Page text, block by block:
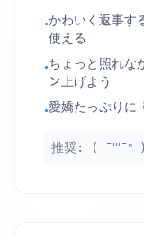
•かわいく返事す
使える
•ちょっと照れな
ン上げよう
•愛嬌たっぷりに
推奨: ( ¯꒳¯ᐢ